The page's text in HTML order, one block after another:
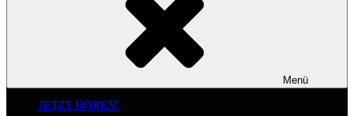
Menü
JETZT HÖREN!